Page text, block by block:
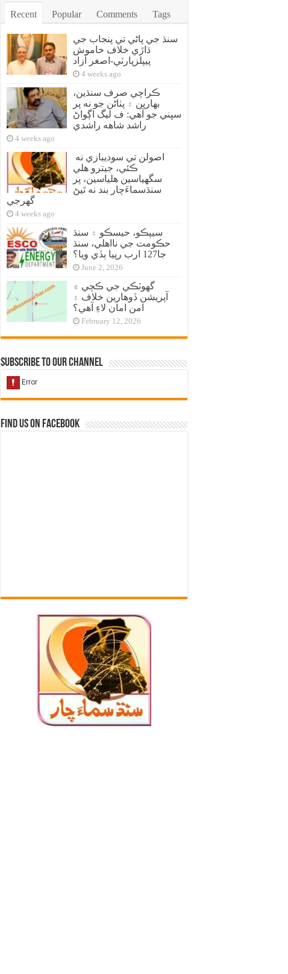
Recent Popular Comments Tags
سنڌ جي پاڻي تي پنجاب جي
ڌاڙي خلاف خاموش
پيپلزپارٽي-اصغر آزاد
4 weeks ago
ڪراچي صرف سنڌين،
بهارين ۽ پٺاڻن جو نه پر
سڀني جو آهي: ف ليگ اڳواڻ
راشد شاهه راشدي
4 weeks ago
ڪئي، جيترو هلي
سگهياسين هلياسين، پر
سنڌسماءَچار بند نه ٿيڻ
گهرجي
4 weeks ago
سيپڪو، حيسڪو ۽ سنڌ
حڪومت جي نااهلي، سنڌ
جا127 ارب رپيا ٻڏي ويا؟
June 2, 2026
گهوٽڪي جي ڪچي ۾
آپريشن ڏوهارين خلاف ۽
امن امان لاءِ آهي؟
February 12, 2026
Subscribe to our Channel
Find us on Facebook